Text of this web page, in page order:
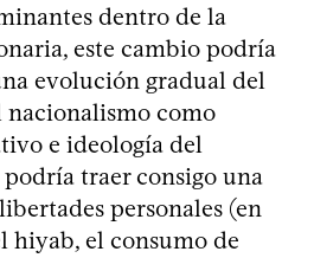
dentro de la
este cambio podría
evolución gradual del
nacionalismo como
e ideología del
traer consigo una
personales (en
hiyab, el consumo de